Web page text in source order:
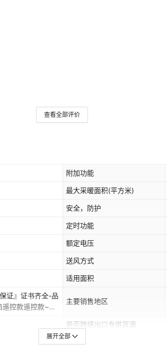
查看全部评价
附加功能
最大采暖面积(平方米)
安全，防护
定时功能
额定电压
送风方式
适用面积
证』证书齐全-品
控款遥控款~出
主要销售地区
是否跨境出口专供货源
认证类型
展开全部